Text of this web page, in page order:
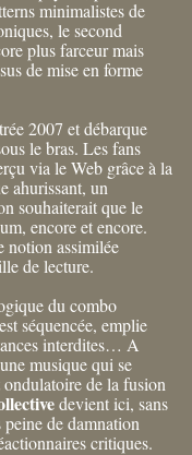
minimalistes de
le second
plus farceur mais
de mise en forme
2007 et débarque
le bras. Les fans
via le Web grâce à la
ahurissant, un
souhaiterait que le
encore et encore.
notion assimilée
de lecture.
du combo
séquencée, emplie
interdites… A
musique qui se
de la fusion
devient ici, sans
de damnation
critiques.